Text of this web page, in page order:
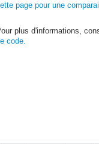
page pour une
plus d'informations,
code.